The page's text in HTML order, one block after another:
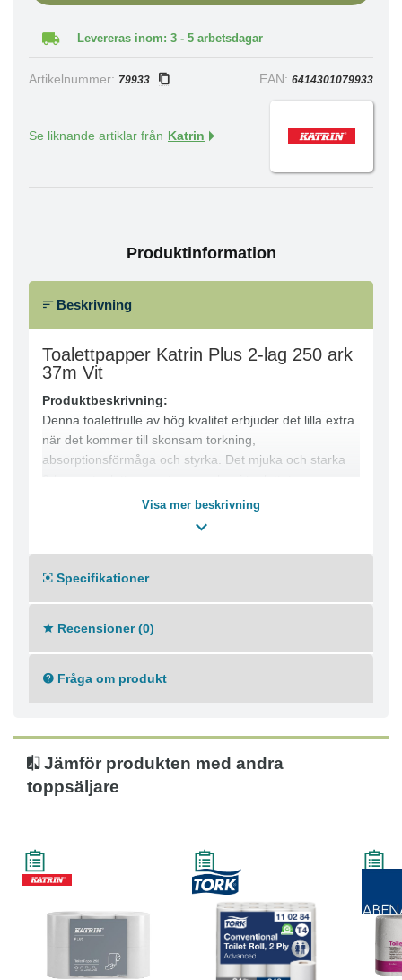
Levereras inom: 3 - 5 arbetsdagar
Artikelnummer: 79933 EAN: 6414301079933
Se liknande artiklar från Katrin
Produktinformation
Beskrivning
Toalettpapper Katrin Plus 2-lag 250 ark
37m Vit
Produktbeskrivning:
Denna toalettrulle av hög kvalitet erbjuder det lilla extra
när det kommer till skonsam torkning,
absorptionsförmåga och styrka. Det mjuka och starka
med låg förbrukning. Pappret är hudvänligt, behagligt
● 2-lagers, mjukt och starkt
● Extra mjukt papper
Miljö & Hälsa:
● Svanen
Visa mer beskrivning
Specifikationer
Recensioner (0)
Fråga om produkt
Jämför produkten med andra
toppsäljare